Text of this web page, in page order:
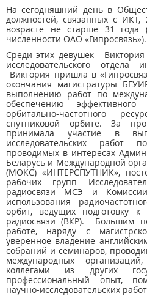
На сегодняшний день в
должностей, связанных с ИКТ,
возрасте не старше 31 года
численности ОАО «Гипросвязь»).
Среди этих девушек -
исследовательского отдела
Виктория пришла в
окончания магистратуры
выполнению работ по
обеспечению эффективного
орбитально-частотного
спутниковой орбите. За
принимала участие в
исследовательских работ
проводимых в интересах
Беларусь и Международной
(МОКС) «ИНТЕРСПУТНИК»,
рабочих групп
радиосвязи МСЭ и
использования
орбит, ведущих подготовку
радиосвязи (ВКР). Большим
работе, наряду с
уверенное владение
собраний и семинаров,
международных
коллегами из других
профессиональный опыт,
научно-исследовательских